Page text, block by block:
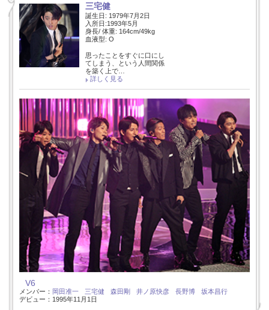
三宅健
誕生日: 1979年7月2日
入所日:1993年5月
身長/ 体重: 164cm/49kg
血液型: O
思ったことをすぐに口にし
てしまう、という人間関係
を築く上で…
詳しく見る
V6
メンバー： 岡田准一 三宅健 森田剛 井ノ原快彦 長野博
坂本昌行
デビュー：1995年11月1日